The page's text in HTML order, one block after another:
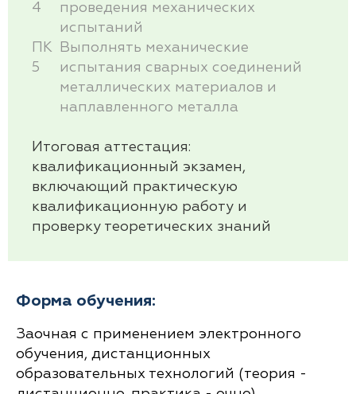
4
проведения механических
испытаний
ПК
5
Выполнять механические
испытания сварных соединений
металлических материалов и
наплавленного металла
Итоговая аттестация:
квалификационный экзамен,
включающий практическую
квалификационную работу и
проверку теоретических знаний
Форма обучения:
Заочная с применением электронного
обучения, дистанционных
образовательных технологий (теория -